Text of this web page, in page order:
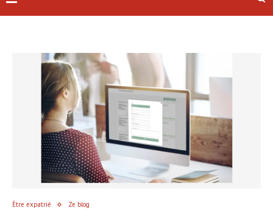
Être expatrié Ze blog